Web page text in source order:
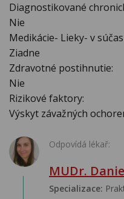
Diagnostikované
Nie
Medikácie- Lieky- v
Ziadne
Zdravotné postihnutie:
Nie
Rizikové faktory:
Výskyt závažných
Odpovídá lékař:
MUDr.
Specializace: